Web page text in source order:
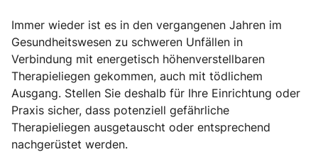
Immer wieder ist es in den vergangenen Jahren im
Gesundheitswesen zu schweren Unfällen in
Verbindung mit energetisch höhenverstellbaren
Therapieliegen gekommen, auch mit tödlichem
Ausgang. Stellen Sie deshalb für Ihre Einrichtung oder
Praxis sicher, dass potenziell gefährliche
Therapieliegen ausgetauscht oder entsprechend
nachgerüstet werden.